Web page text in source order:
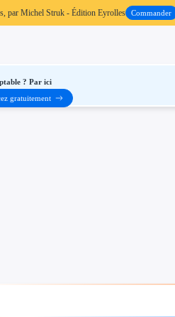
par Michel Struk - Édition Eyrolles Commander
? Par ici
gratuitement